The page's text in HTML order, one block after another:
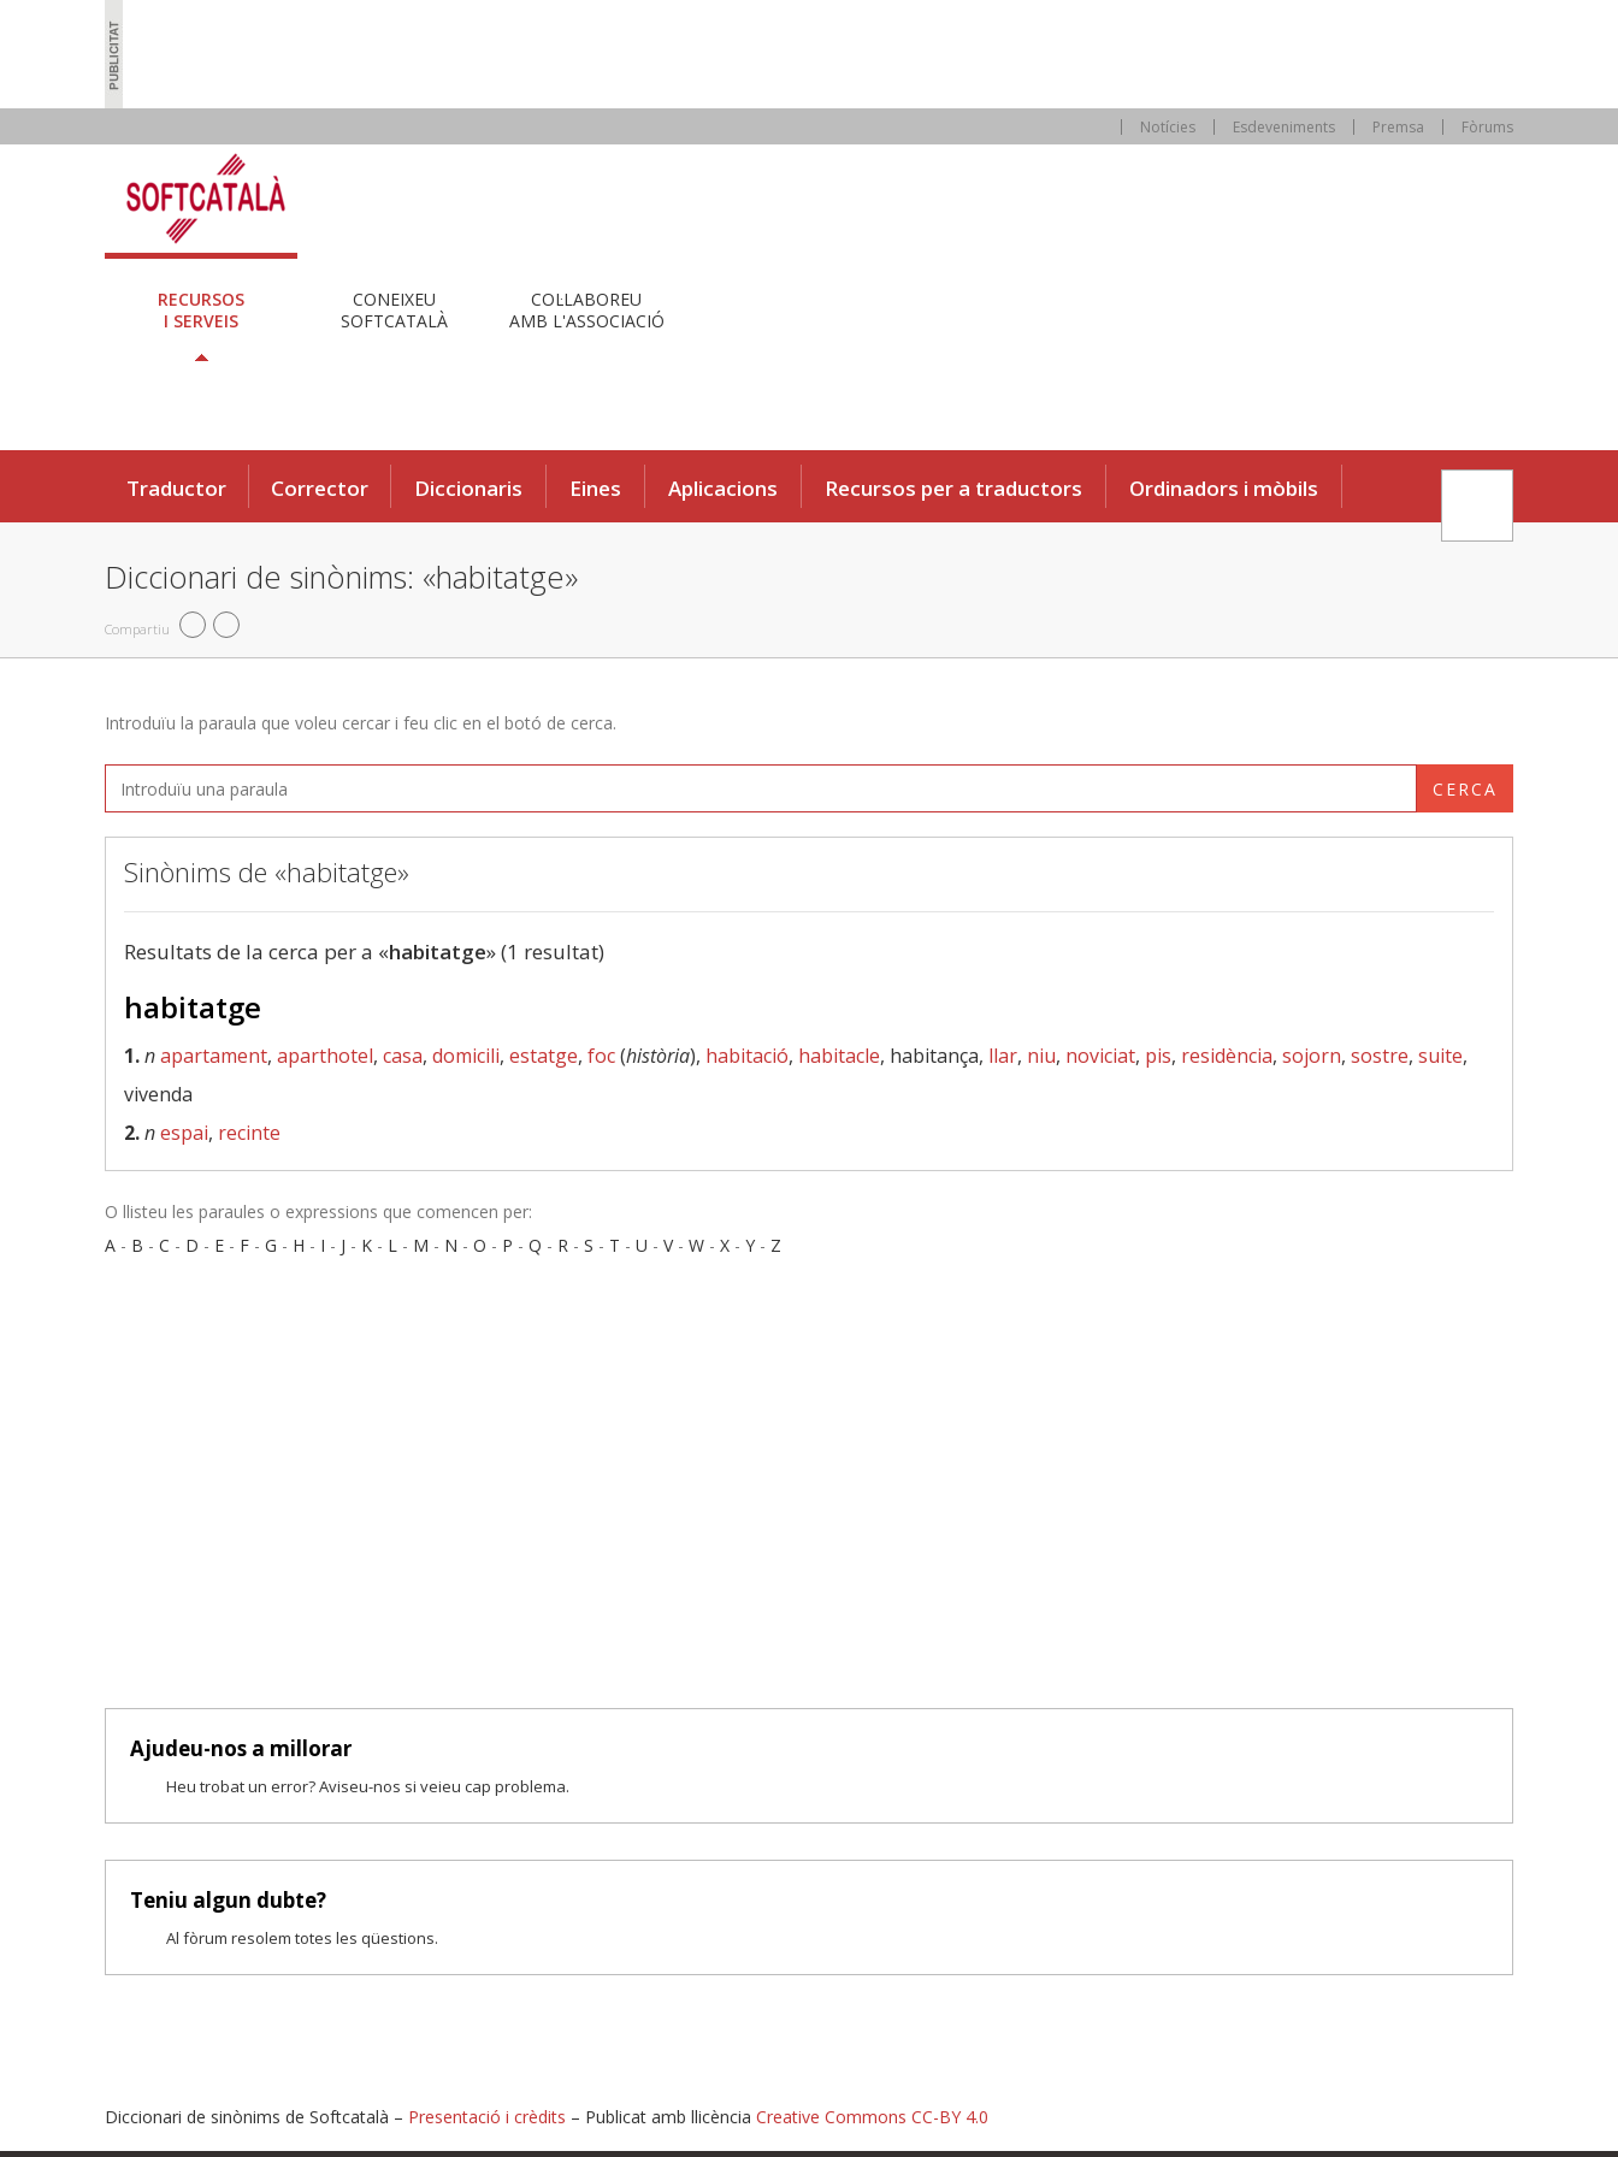
Notícies Esdeveniments Premsa Fòrums
RECURSOS
I SERVEIS
CONEIXEU
SOFTCATALÀ
COL·LABOREU
AMB L'ASSOCIACIÓ
Traductor Corrector Diccionaris Eines Aplicacions Recursos per a traductors Ordinadors i mòbils
Diccionari de sinònims: «habitatge»
Compartiu
Introduïu la paraula que voleu cercar i feu clic en el botó de cerca.
CERCA
Sinònims de «habitatge»
Resultats de la cerca per a «habitatge» (1 resultat)
habitatge
1.napartament, aparthotel, casa, domicili, estatge, foc(història), habitació, habitacle, habitança, llar, niu, noviciat, pis, residència, sojorn, sostre, suite,
vivenda
2.nespai, recinte
O llisteu les paraules o expressions que comencen per:
A - B - C - D - E - F - G - H - I - J - K - L - M - N - O - P - Q - R - S - T - U - V- W - X - Y - Z
Ajudeu-nos a millorar
Heu trobat un error? Aviseu-nos si veieu cap problema.
Teniu algun dubte?
Al fòrum resolem totes les qüestions.
Diccionari de sinònims de Softcatalà – Presentació i crèdits – Publicat amb llicència Creative Commons CC-BY 4.0